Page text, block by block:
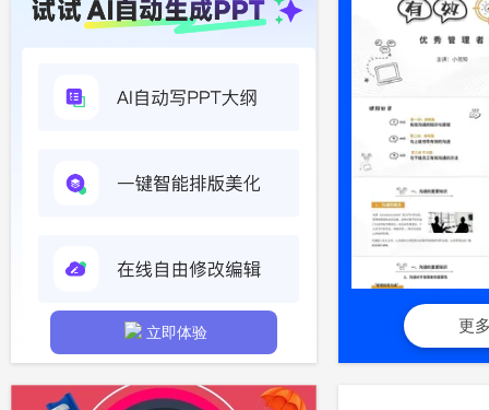
立即体验 更